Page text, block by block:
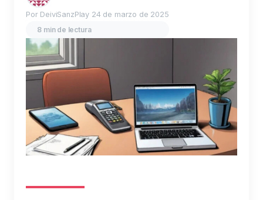
Por DeiviSanzPlay 24 de marzo de 2025
8 min de lectura